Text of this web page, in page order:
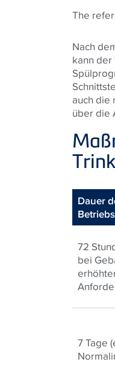
The
Nach
kann
auch die
über die
Dauer
72
bei
7 Tage